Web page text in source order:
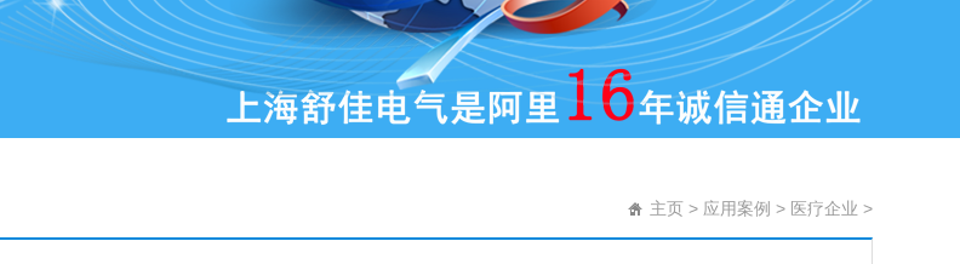
主页 > 应用案例 > 医疗企业 >